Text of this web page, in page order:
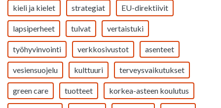
kieli ja kielet strategiat EU-direktiivit
lapsiperheet tulvat vertaistuki
työhyvinvointi verkkosivustot asenteet
vesiensuojelu kulttuuri terveysvaikutukset
green care tuotteet korkea-asteen koulutus